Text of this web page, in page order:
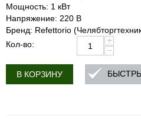
Мощность: 1 кВт
Напряжение: 220 В
Бренд: Refettorio
Кол-во:
+
−
В КОРЗИНУ